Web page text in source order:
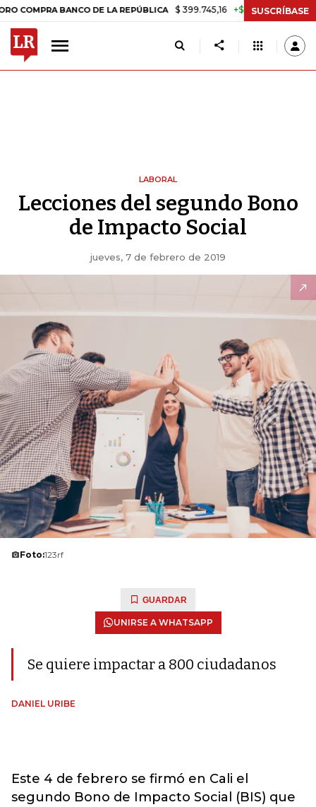
BANCO DE LA REPÚBLICA $ 399.745,16 +$ 2.295,71 +0,58%
SUSCRÍBASE
LABORAL
Lecciones del segundo Bono
de Impacto Social
jueves, 7 de febrero de 2019
Foto:123rf
GUARDAR
UNIRSE A WHATSAPP
Se quiere impactar a 800 ciudadanos
DANIEL URIBE
Este 4 de febrero se firmó en Cali el
segundo Bono de Impacto Social (BIS) que